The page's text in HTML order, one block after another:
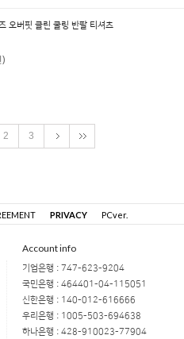
오버핏 클린 쿨링 반팔 티셔츠
2 3
PRIVACY PCver.
Account info
기업은행 : 747-623-9204
국민은행 : 464401-04-115051
신한은행 : 140-012-616666
우리은행 : 1005-503-694638
하나은행 : 428-910023-77904